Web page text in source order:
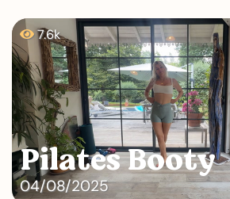
Pilates Booty
04/08/2025
7.6k